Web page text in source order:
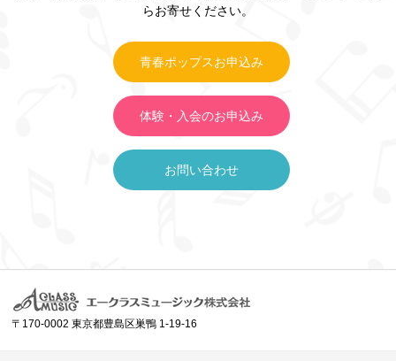
らお寄せください。
青春ポップスお申込み
体験・入会のお申込み
お問い合わせ
〒170-0002 東京都豊島区巣鴨 1-19-16